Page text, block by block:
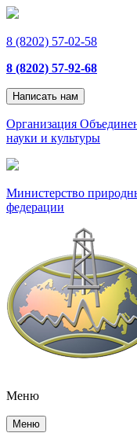
8 (8202) 57-02-58
8 (8202) 57-92-68
Написать нам
Организация
науки и культуры
Министерство
федерации
Меню
Меню